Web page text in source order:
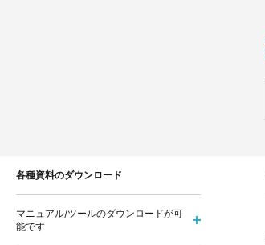
各種資料のダウンロード
マニュアル/ツールのダウンロードが可
能です